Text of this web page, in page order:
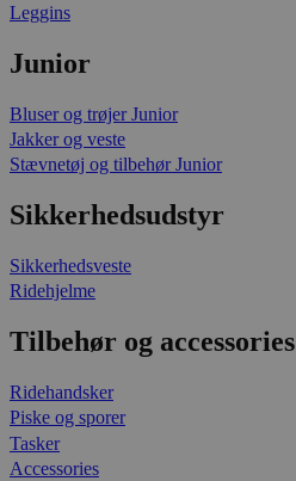
Leggins
Junior
Bluser og trøjer Junior
Jakker og veste
Stævnetøj og tilbehør Junior
Sikkerhedsudstyr
Sikkerhedsveste
Ridehjelme
Tilbehør og accessories
Ridehandsker
Piske og sporer
Tasker
Accessories